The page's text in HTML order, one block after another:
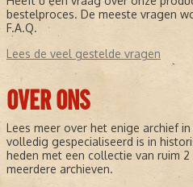
bestelproces. De meeste vragen
F.A.Q.
Lees de veel gestelde vragen
OVER ONS
Lees meer over het enige archief
volledig gespecialiseerd is in
heden met een collectie van ruim
meerdere archieven.